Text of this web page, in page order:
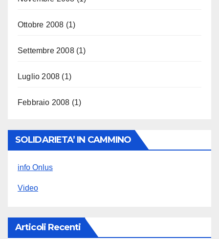
Ottobre 2008 (1)
Settembre 2008(1)
Luglio 2008 (1)
Febbraio 2008 (1)
SOLIDARIETA’ IN CAMMINO
info Onlus
Video
Articoli Recenti